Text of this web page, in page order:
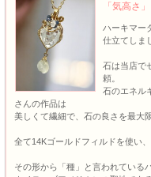
「気高さ
ハーキマー
仕立てしま
石は当店で
頼。
石のエネル
さんの作品は
美しくて繊細で、石の良さを最大
全て14Kゴールドフィルドを使い
その形から「種」と言われている